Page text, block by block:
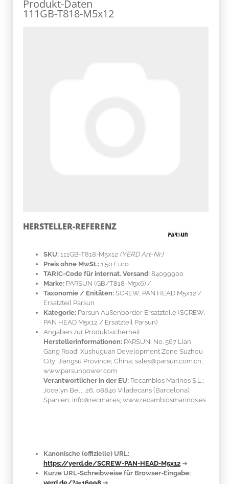
Produkt-Daten
111GB-T818-M5x12
HERSTELLER-REFERENZ
SKU: 111GB-T818-M5x12 (YERD Art-Nr.)
Preis ohne MwSt.: 1.50 Euro
TARIC-Code für internat. Versand: 84099900
Marke: PARSUN (GB/T818-M5x6) /
Taxonomie / Enitäten: SCREW, PAN HEAD M5x12 /
Ersatzteil Parsun
Kategorie: Parsun Außenborder Ersatzteile (SCREW,
PAN HEAD M5x12 / Ersatzteil Parsun)
Angaben zur Produktsicherheit
Herstellerinformationen: PARSUN; No. 567 Lian
Gang Road; Xushuguan Development Zone Suzhou
City; Jiangsu Province; China; sales@parsun.com.cn;
www.parsunpower.com
Verantwortlicher in der EU: Recambios Marinos S.L.;
Jocelyn Bell, 26; 08840 Viladecans (Barcelona);
Spanien; info@recmar.es; www.recambiosmarinos.es
Kanonische (offizielle) URL:
https://yerd.de/SCREW-PAN-HEAD-M5x12 ➔
Kurze URL-Schreibweise für Browser-Eingabe: